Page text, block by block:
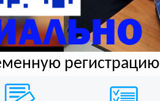
регистрацию